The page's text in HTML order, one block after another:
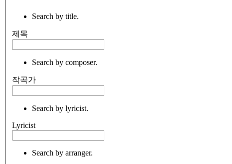
Search by title.
제목
Search by composer.
작곡가
Search by lyricist.
Lyricist
Search by arranger.